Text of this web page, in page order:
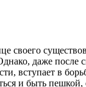
своего
даже
вступает в
и быть